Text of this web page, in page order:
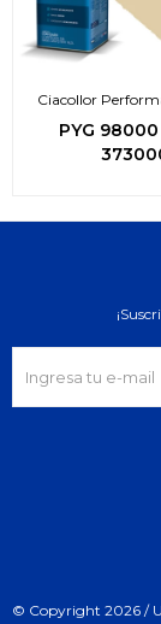
Ciacollor
Acrílico
PYG 98000
© Copyright 2026 /